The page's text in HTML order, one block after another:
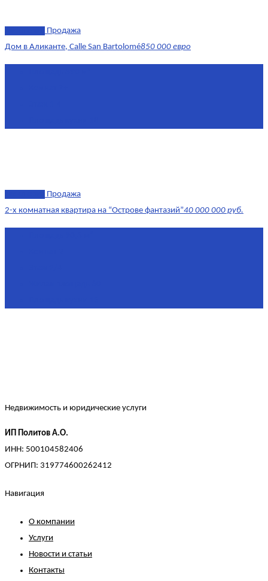
Продажа
Дом в Аликанте, Calle San Bartolomé850 000 евро
Продажа
2-х комнатная квартира на “Острове фантазий”40 000 000 руб.
Недвижимость и юридические услуги
ИП Политов А.О.
ИНН: 500104582406
ОГРНИП: 319774600262412
Навигация
О компании
Услуги
Новости и статьи
Контакты